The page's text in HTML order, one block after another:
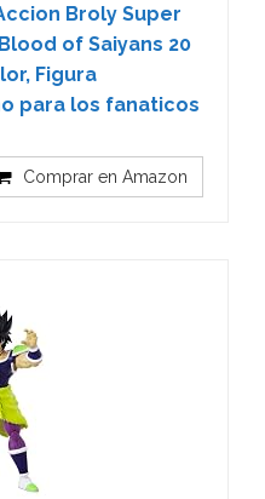
Broly Super
of Saiyans 20
Figura
para los fanaticos
Comprar en Amazon